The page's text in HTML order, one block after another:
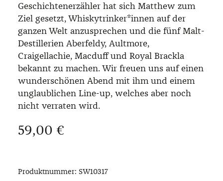
Geschichtenerzähler hat sich Matthew zum
Ziel gesetzt, Whiskytrinker*innen auf der
ganzen Welt anzusprechen und die fünf Malt-
Destillerien Aberfeldy, Aultmore,
Craigellachie, Macduff und Royal Brackla
bekannt zu machen. Wir freuen uns auf einen
wunderschönen Abend mit ihm und einem
unglaublichen Line-up, welches aber noch
nicht verraten wird.
Regulärer Preis:
59,00 €
Produktnummer: SW10317